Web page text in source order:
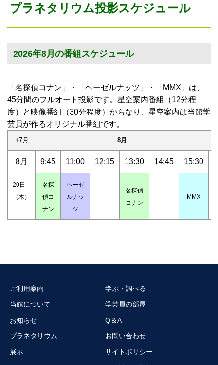
プラネタリウム投影スケジュール
2026年8月の番組スケジュール
「名探偵コナン」・「ヘーゼルナッツ」・「MMX」は、
45分間のフルオート投影です。星空案内番組（12分程
度）と映像番組（30分程度）からなり、星空案内は当館学
芸員が作るオリジナル番組です。
8月
《7月
8月 9:45 11:00 12:15 13:30 14:45 15:30
20日
（木）
名探
偵コ
ナン
ヘーゼ
ルナッ
ツ
－
名探偵
コナン
－ MMX
ご利用案内
当館について
お知らせ
プラネタリウム
展示
学ぶ・調べる
学芸員の部屋
Q＆A
お問い合わせ
サイトポリシー